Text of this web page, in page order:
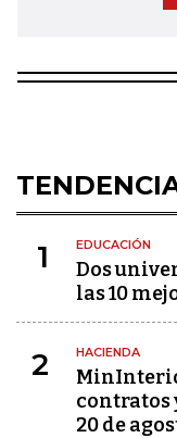
1 EDUCACIÓN
Dos
las 10
2 HACIENDA
contratos
20 de